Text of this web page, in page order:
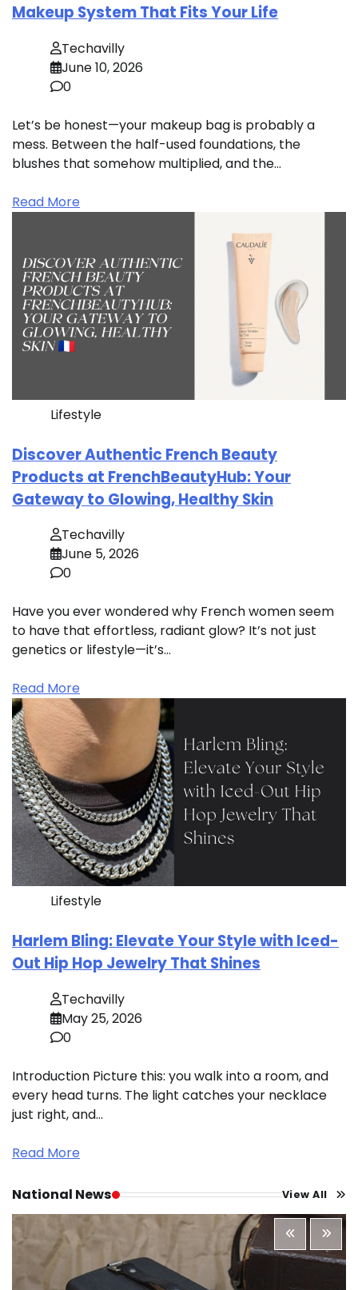
Makeup System That Fits Your Life
Techavilly
June 10, 2026
0
Let’s be honest—your makeup bag is probably a
mess. Between the half-used foundations, the
blushes that somehow multiplied, and the…
Read More
Lifestyle
Discover Authentic French Beauty
Products at FrenchBeautyHub: Your
Gateway to Glowing, Healthy Skin
Techavilly
June 5, 2026
0
Have you ever wondered why French women seem
to have that effortless, radiant glow? It’s not just
genetics or lifestyle—it’s…
Read More
Lifestyle
Harlem Bling: Elevate Your Style with Iced-
Out Hip Hop Jewelry That Shines
Techavilly
May 25, 2026
0
Introduction Picture this: you walk into a room, and
every head turns. The light catches your necklace
just right, and…
Read More
National News View All